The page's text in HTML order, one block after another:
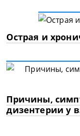
Острая и
Причины,
дизентерии у